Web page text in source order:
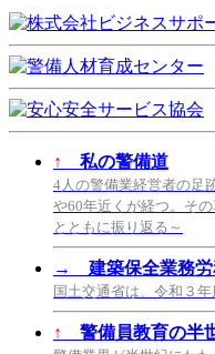
↑ 私の警備道
4人の警備業経営者の足
や60年近くが経つ。そ
とともに振り返る～
→ 建築保全業務
国土交通省は、令和３
↑ 警備員教育の半